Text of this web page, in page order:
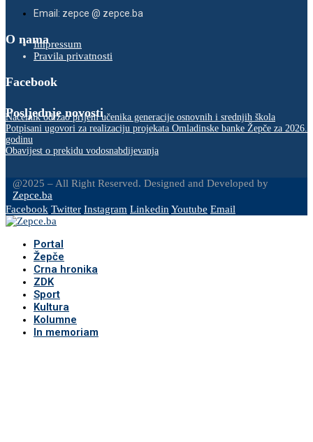
Email: zepce @ zepce.ba
O namaImpressum
Pravila privatnosti
Facebook
Posljednje novosti
Načelnik održao prijem učenika generacije osnovnih i srednjih škola
Potpisani ugovori za realizaciju projekata Omladinske banke Žepče za 2026.
godinu
Obavijest o prekidu vodosnabdijevanja
@2025 – All Right Reserved. Designed and Developed by
Zepce.ba
Facebook Twitter Instagram LinkedinYoutube Email
Portal
Žepče
Crna hronika
ZDK
Sport
Kultura
Kolumne
In memoriam